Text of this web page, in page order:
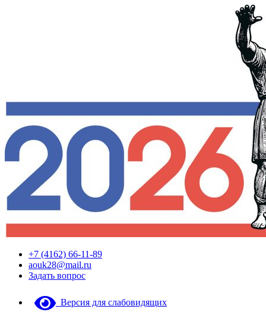
+7 (4162) 66-11-89
aouk28@mail.ru
Задать вопрос
Версия для слабовидящих